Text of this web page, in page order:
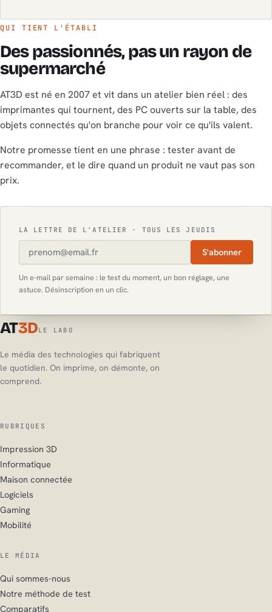
QUI TIENT L'ÉTABLI
Des passionnés, pas un rayon de
supermarché
AT3D est né en 2007 et vit dans un atelier bien réel : des
imprimantes qui tournent, des PC ouverts sur la table, des
objets connectés qu'on branche pour voir ce qu'ils valent.
Notre promesse tient en une phrase : tester avant de
recommander, et le dire quand un produit ne vaut pas son
prix.
LA LETTRE DE L'ATELIER · TOUS LES JEUDIS
S'abonner
Un e-mail par semaine : le test du moment, un bon réglage, une
astuce. Désinscription en un clic.
AT3DLE LABO
Le média des technologies qui fabriquent
le quotidien. On imprime, on démonte, on
comprend.
RUBRIQUES
Impression 3D
Informatique
Maison connectée
Logiciels
Gaming
Mobilité
LE MÉDIA
Qui sommes-nous
Notre méthode de test
Comparatifs